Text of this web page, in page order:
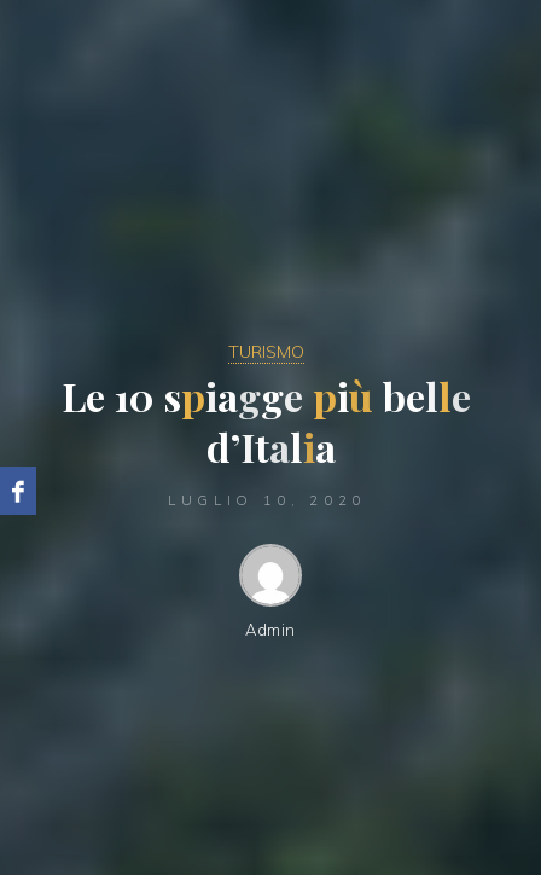
TURISMO
Le 10 spiagge più belle
d’Italia
LUGLIO 10, 2020
Admin